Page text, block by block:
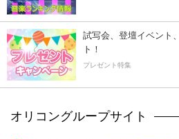
試写会、登壇イベント
ト！
プレゼント特集
オリコングループサイト